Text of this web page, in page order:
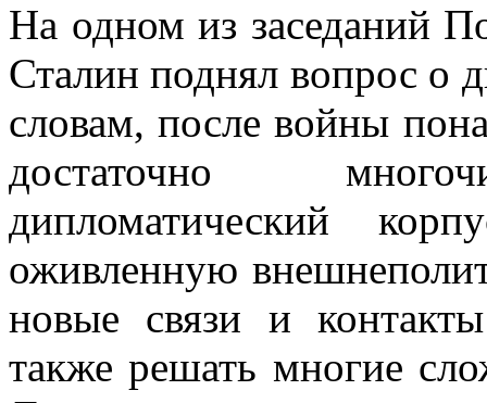
На одном из заседаний
Сталин поднял вопрос о
словам, после войны
достаточно
дипломатический
оживленную
новые связи и
также решать многие